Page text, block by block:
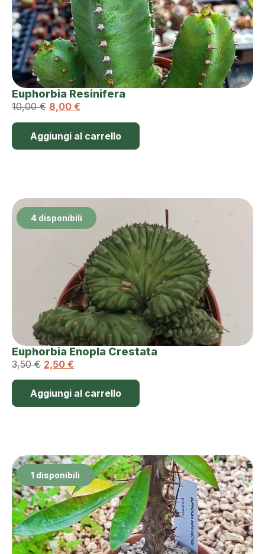
Euphorbia Resinifera
10,00€ 8,00 €
Aggiungi al carrello
4 disponibili
Euphorbia Enopla Crestata
3,50€ 2,50 €
Aggiungi al carrello
1 disponibili